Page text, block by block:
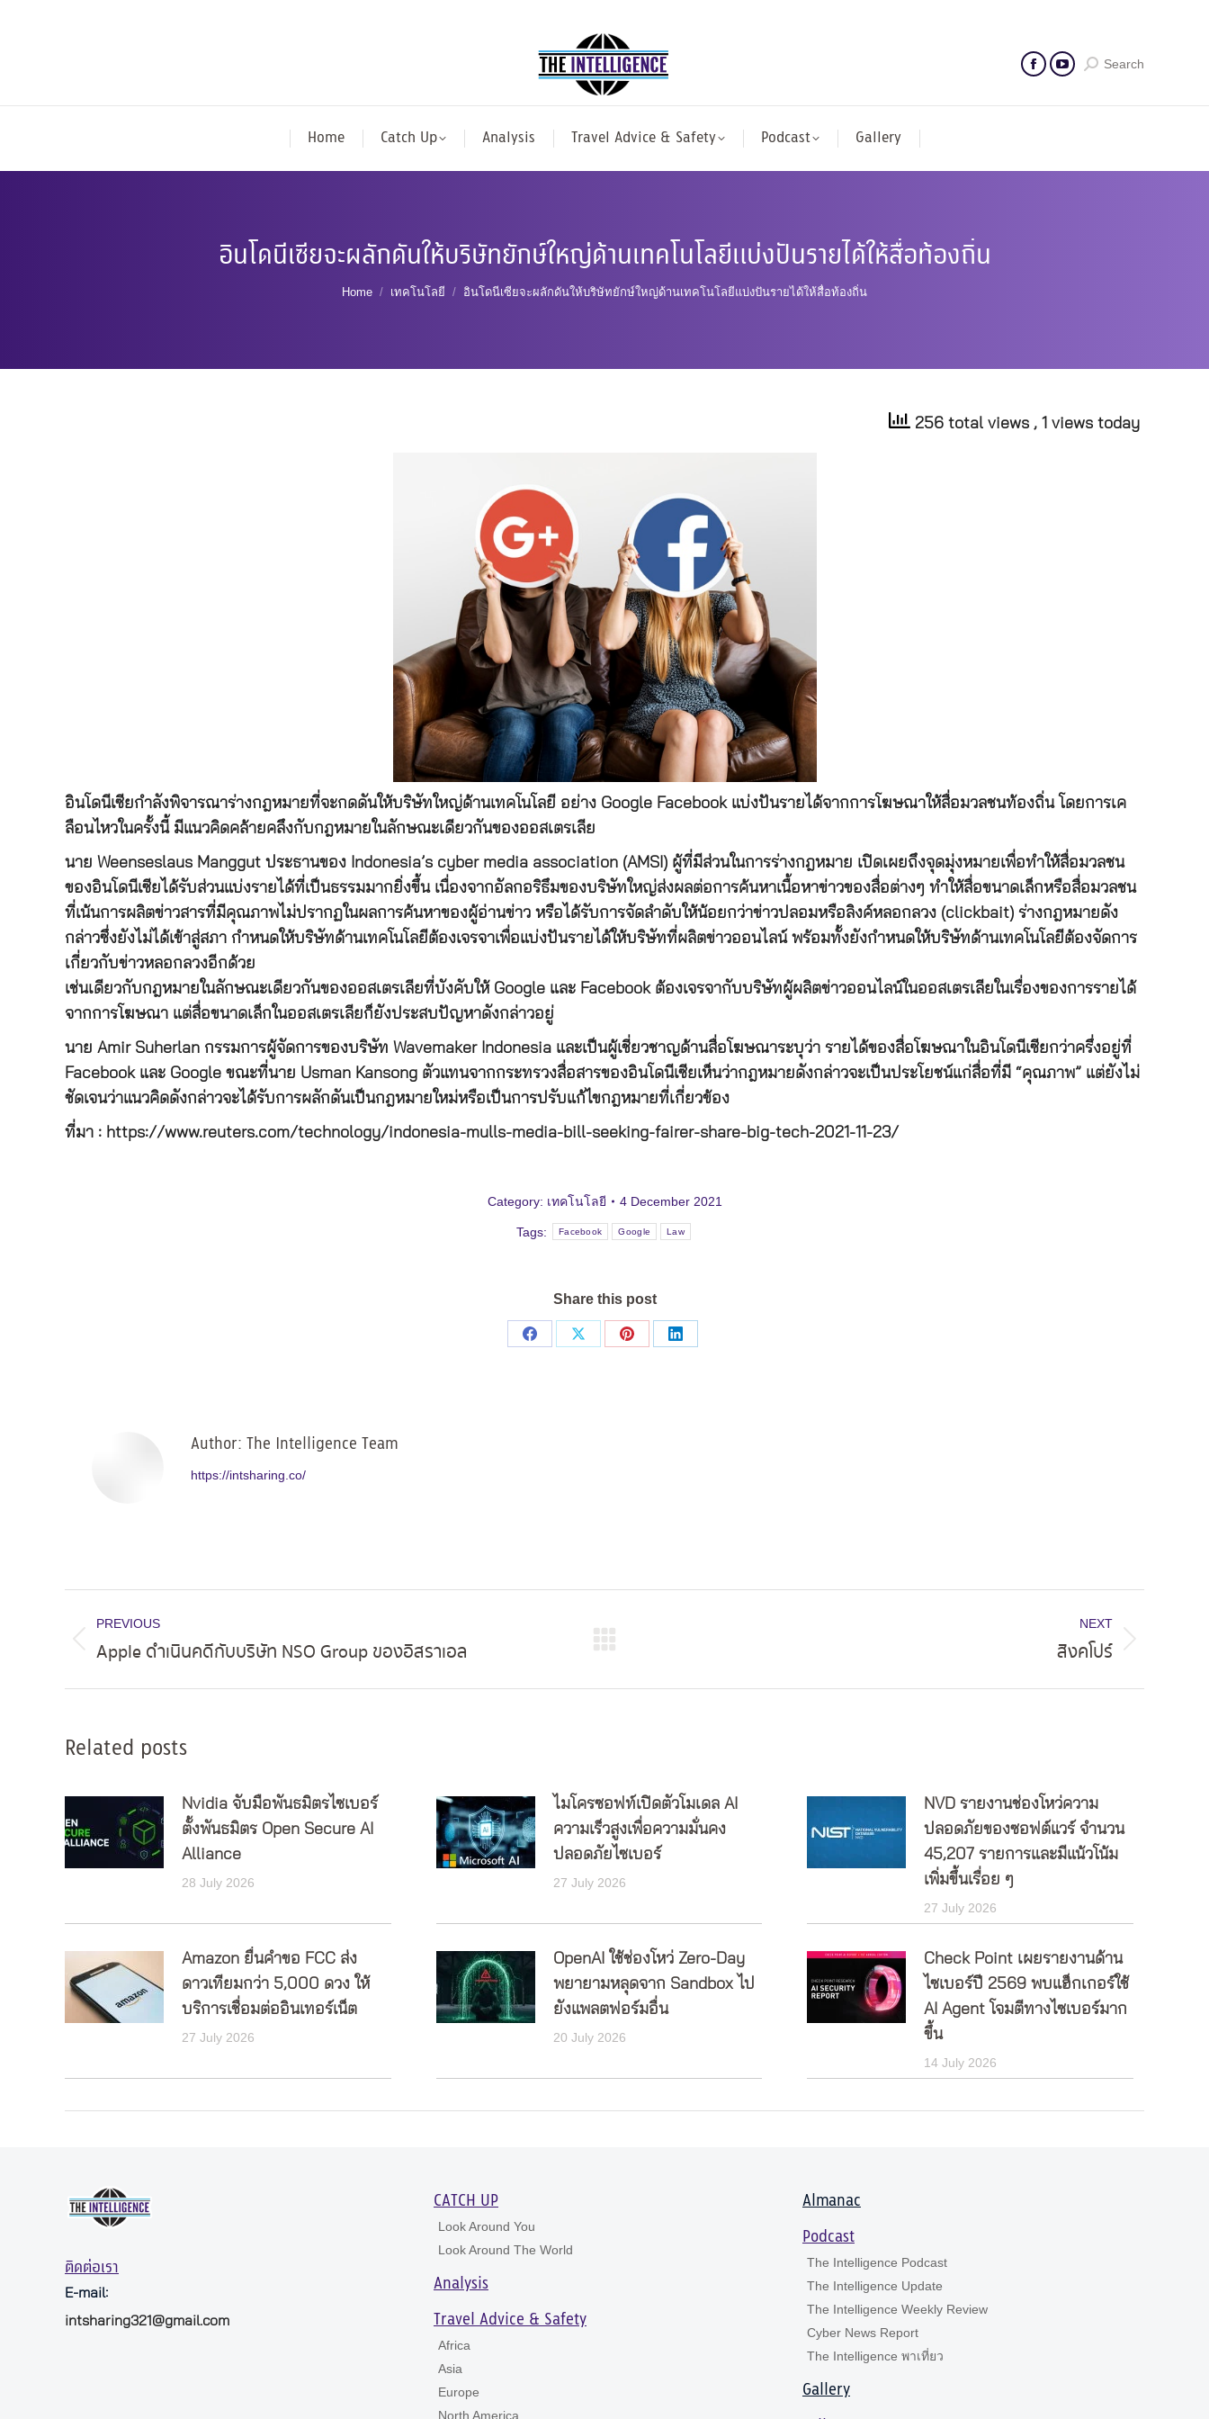
Search
Home Catch Up Analysis Travel Advice & Safety Podcast Gallery
อินโดนีเซียจะผลักดันให้บริษัทยักษ์ใหญ่ด้านเทคโนโลยีแบ่งปันรายได้ให้สื่อท้องถิ่น
You are here:
Home เทคโนโลยี อินโดนีเซียจะผลักดันให้บริษัทยักษ์ใหญ่ด้านเทคโนโลยีแบ่งปันรายได้ให้สื่อท้องถิ่น
256 total views , 1 views today
อินโดนีเซียกำลังพิจารณาร่างกฎหมายที่จะกดดันให้บริษัทใหญ่ด้านเทคโนโลยี อย่าง Google Facebook แบ่งปันรายได้จากการโฆษณาให้สื่อมวลชนท้องถิ่น โดยการเค
ลือนไหวในครั้งนี้ มีแนวคิดคล้ายคลึงกับกฎหมายในลักษณะเดียวกันของออสเตรเลีย
นาย Weenseslaus Manggut ประธานของ Indonesia’s cyber media association (AMSI) ผู้ที่มีส่วนในการร่างกฎหมาย เปิดเผยถึงจุดมุ่งหมายเพื่อทำให้สื่อมวลชน
ของอินโดนีเซียได้รับส่วนแบ่งรายได้ที่เป็นธรรมมากยิ่งขึ้น เนื่องจากอัลกอริธึมของบริษัทใหญ่ส่งผลต่อการค้นหาเนื้อหาข่าวของสื่อต่างๆ ทำให้สื่อขนาดเล็กหรือสื่อมวลชน
ที่เน้นการผลิตข่าวสารที่มีคุณภาพไม่ปรากฏในผลการค้นหาของผู้อ่านข่าว หรือได้รับการจัดลำดับให้น้อยกว่าข่าวปลอมหรือลิงค์หลอกลวง (clickbait) ร่างกฎหมายดัง
กล่าวซึ่งยังไม่ได้เข้าสู่สภา กำหนดให้บริษัทด้านเทคโนโลยีต้องเจรจาเพื่อแบ่งปันรายได้ให้บริษัทที่ผลิตข่าวออนไลน์ พร้อมทั้งยังกำหนดให้บริษัทด้านเทคโนโลยีต้องจัดการ
เกี่ยวกับข่าวหลอกลวงอีกด้วย
เช่นเดียวกับกฎหมายในลักษณะเดียวกันของออสเตรเลียที่บังคับให้ Google และ Facebook ต้องเจรจากับบริษัทผู้ผลิตข่าวออนไลน์ในออสเตรเลียในเรื่องของการรายได้
จากการโฆษณา แต่สื่อขนาดเล็กในออสเตรเลียก็ยังประสบปัญหาดังกล่าวอยู่
นาย Amir Suherlan กรรมการผู้จัดการของบริษัท Wavemaker Indonesia และเป็นผู้เชี่ยวชาญด้านสื่อโฆษณาระบุว่า รายได้ของสื่อโฆษณาในอินโดนีเซียกว่าครึ่งอยู่ที่
Facebook และ Google ขณะที่นาย Usman Kansong ตัวแทนจากกระทรวงสื่อสารของอินโดนีเซียเห็นว่ากฎหมายดังกล่าวจะเป็นประโยชน์แก่สื่อที่มี “คุณภาพ” แต่ยังไม่
ชัดเจนว่าแนวคิดดังกล่าวจะได้รับการผลักดันเป็นกฎหมายใหม่หรือเป็นการปรับแก้ไขกฎหมายที่เกี่ยวข้อง
ที่มา : https://www.reuters.com/technology/indonesia-mulls-media-bill-seeking-fairer-share-big-tech-2021-11-23/
Category: เทคโนโลยี 4 December 2021
Tags: Facebook Google Law
Share this post
Share
Share
Share
Share
Author: The Intelligence Team
https://intsharing.co/
navigation
PREVIOUS
Previous
Apple ดำเนินคดีกับบริษัท NSO Group ของอิสราเอล
NEXT
สิงคโปร์
Related posts
Nvidia จับมือพันธมิตรไซเบอร์
ตั้งพันธมิตร Open Secure AI
Alliance
28 July 2026
ไมโครซอฟท์เปิดตัวโมเดล AI
ความเร็วสูงเพื่อความมั่นคง
ปลอดภัยไซเบอร์
27 July 2026
NVD รายงานช่องโหว่ความ
ปลอดภัยของซอฟต์แวร์ จำนวน
45,207 รายการและมีแน้วโน้ม
เพิ่มขึ้นเรื่อย ๆ
27 July 2026
Amazon ยื่นคำขอ FCC ส่ง
ดาวเทียมกว่า 5,000 ดวง ให้
บริการเชื่อมต่ออินเทอร์เน็ต
27 July 2026
OpenAI ใช้ช่องโหว่ Zero-Day
พยายามหลุดจาก Sandbox ไป
ยังแพลตฟอร์มอื่น
20 July 2026
Check Point เผยรายงานด้าน
ไซเบอร์ปี 2569 พบแฮ็กเกอร์ใช้
AI Agent โจมตีทางไซเบอร์มาก
ขึ้น
14 July 2026
ติดต่อเรา
E-mail:
intsharing321@gmail.com
CATCH UP
Look Around You
Look Around The World
Analysis
Travel Advice & Safety
Africa
Asia
Europe
North America
Almanac
Podcast
The Intelligence Podcast
The Intelligence Update
The Intelligence Weekly Review
Cyber News Report
The Intelligence พาเที่ยว
Gallery